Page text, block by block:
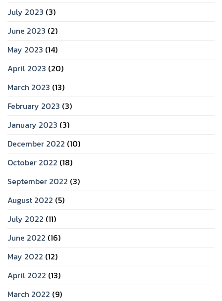
July 2023 (3)
June 2023 (2)
May 2023 (14)
April 2023 (20)
March 2023 (13)
February 2023 (3)
January 2023 (3)
December 2022 (10)
October 2022 (18)
September 2022 (3)
August 2022 (5)
July 2022 (11)
June 2022 (16)
May 2022 (12)
April 2022 (13)
March 2022 (9)